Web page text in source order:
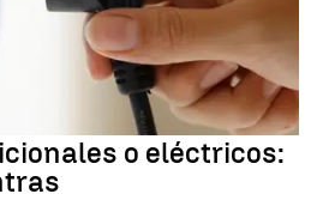
o eléctricos: